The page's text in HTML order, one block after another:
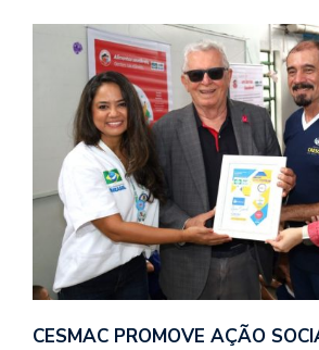
CESMAC PROMOVE AÇÃO